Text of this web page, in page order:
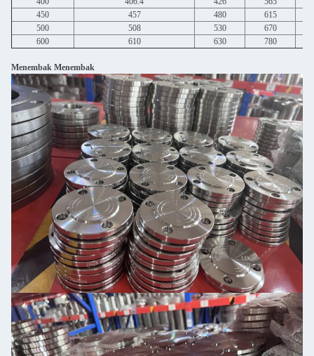
450
457 480
615
500
508 530
670
600
610 630 780
Menembak Menembak